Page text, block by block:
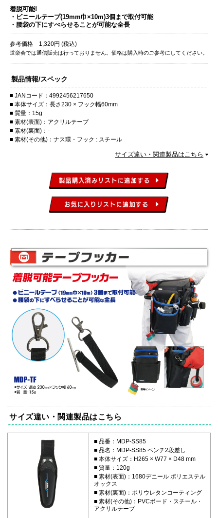
着脱可能!
・ビニールテープ(19mm巾×10m)3個まで取付可能
・腰袋の下にすべらせることが可能な全長
参考価格 1,320円 (税込)
道楽会では通信販売は行っておりません。価格は購入時のご参考にしてください。
製品情報/スペック
JANコード：4992456217650
本体サイズ：長さ230 × フック幅60mm
質量：15g
素材(表面)：アクリルテープ
素材(裏面)：-
素材(その他)：ナス環・フック : スチール
サイズ違い・関連製品はこちら
サイズ違い・関連製品はこちら
品番：MDP-SS85
品名：MDP-SS85 ペンチ2段差し
本体サイズ：H265 × W77 × D48 mm
質量：120g
素材(表面)：1680デニール ポリエステル
オックス
素材(裏面)：ポリウレタンコーティング
素材(その他)：PVCボード・スチール・
アクリルテープ